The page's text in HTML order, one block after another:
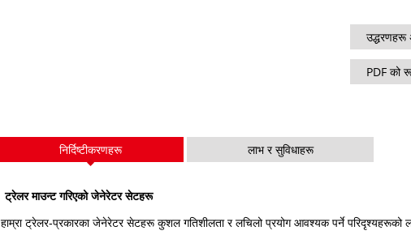
V शृङ्खला ९४-२८५ kVA
पी सिरिज २५०-११०० केभीए
V शृङ्खला ३५०-८०० kVA
उद्धरणहरू
PDF को
निर्दिष्टीकरणहरू लाभ र सुविधाहरू
ट्रेलर माउन्ट गरिएको जेनेरेटर सेटहरू
हाम्रा ट्रेलर-प्रकारका जेनेरेटर सेटहरू कुशल गतिशीलता र लचिलो प्रयोग आवश्यक पर्ने परिदृश्यहरूको